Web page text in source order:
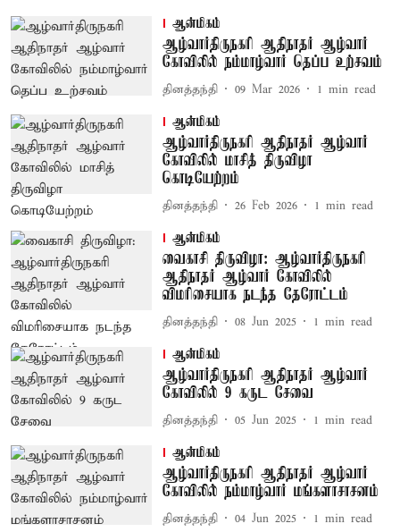
ஆன்மிகம்
ஆழ்வார்திருநகரி ஆதிநாதர் ஆழ்வார்
கோவிலில் நம்மாழ்வார் தெப்ப உற்சவம்
தினத்தந்தி 09 Mar 2026 1 min read
ஆன்மிகம்
ஆழ்வார்திருநகரி ஆதிநாதர் ஆழ்வார்
கோவிலில் மாசித் திருவிழா
கொடியேற்றம்
தினத்தந்தி 26 Feb 2026 1 min read
ஆன்மிகம்
வைகாசி திருவிழா: ஆழ்வார்திருநகரி
ஆதிநாதர் ஆழ்வார் கோவிலில்
விமரிசையாக நடந்த தேரோட்டம்
தினத்தந்தி 08 Jun 2025 1 min read
ஆன்மிகம்
ஆழ்வார்திருநகரி ஆதிநாதர் ஆழ்வார்
கோவிலில் 9 கருட சேவை
தினத்தந்தி 05 Jun 2025 1 min read
ஆன்மிகம்
ஆழ்வார்திருநகரி ஆதிநாதர் ஆழ்வார்
கோவிலில் நம்மாழ்வார் மங்களாசாசனம்
தினத்தந்தி 04 Jun 2025 1 min read